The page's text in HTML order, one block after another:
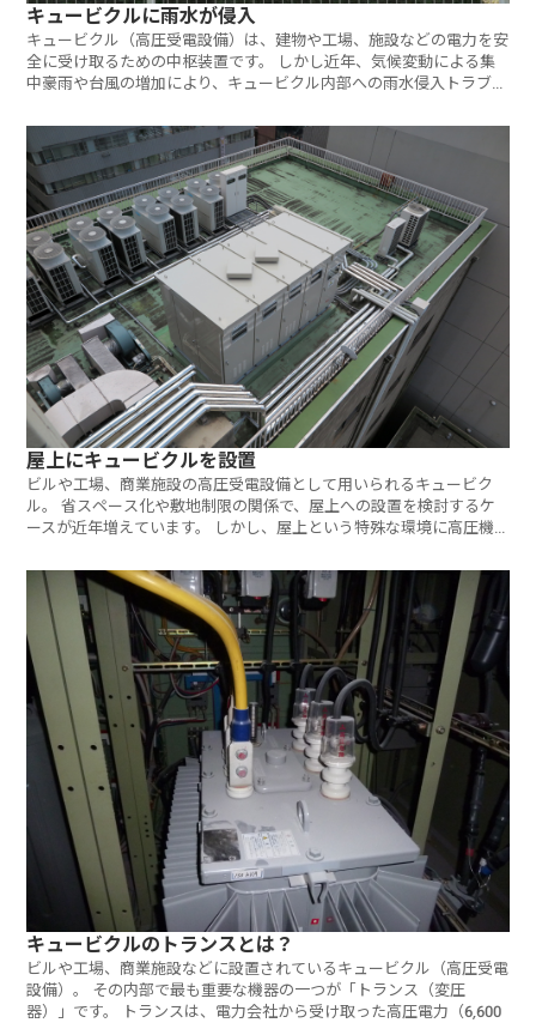
キュービクルに雨水が侵入
キュービクル（高圧受電設備）は、建物や工場、施設などの電力を安
全に受け取るための中枢装置です。 しかし近年、気候変動による集
中豪雨や台風の増加により、キュービクル内部への雨水侵入トラブル
屋上にキュービクルを設置
ビルや工場、商業施設の高圧受電設備として用いられるキュービク
ル。 省スペース化や敷地制限の関係で、屋上への設置を検討するケ
ースが近年増えています。 しかし、屋上という特殊な環境に高圧機
キュービクルのトランスとは？
ビルや工場、商業施設などに設置されているキュービクル（高圧受電
設備）。 その内部で最も重要な機器の一つが「トランス（変圧
器）」です。 トランスは、電力会社から受け取った高圧電力（6,600